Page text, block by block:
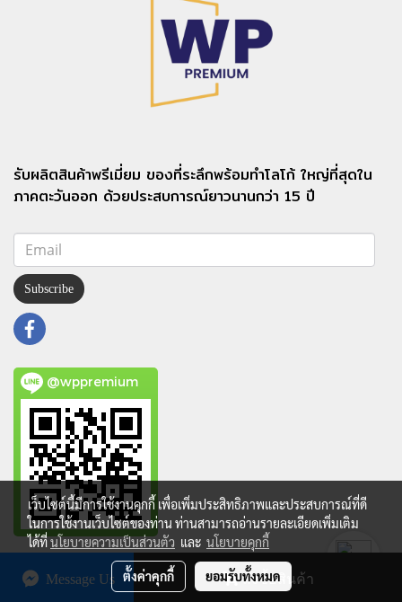
สั่งซื้อสินค้า
Message Us
รับผลิตสินค้าพรีเมี่ยม ของที่ระลึกพร้อมทำโลโก้ ใหญ่ที่สุดใน
ภาคตะวันออก ด้วยประสบการณ์ยาวนานกว่า 15 ปี
Subscribe
@wppremium
Copy right by makewebeasy.com
เว็บไซต์นี้มีการใช้งานคุกกี้ เพื่อเพิ่มประสิทธิภาพและประสบการณ์ที่ดี
ในการใช้งานเว็บไซต์ของท่าน ท่านสามารถอ่านรายละเอียดเพิ่มเติม
ได้ที่นโยบายความเป็นส่วนตัว และ นโยบายคุกกี้
ตั้งค่าคุกกี้ ยอมรับทั้งหมด